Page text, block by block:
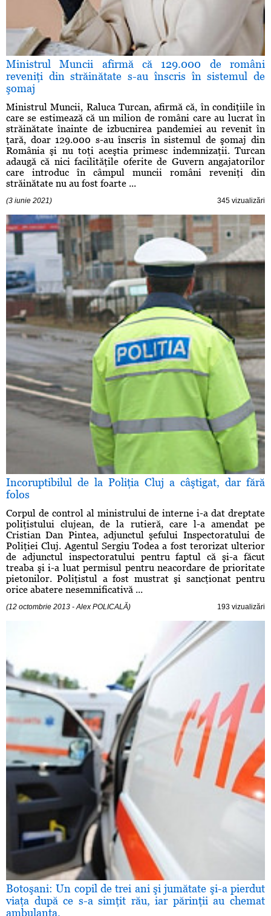
Ministrul Muncii afirmă că 129.000 de români
reveniţi din străinătate s-au înscris în sistemul de
şomaj
Ministrul Muncii, Raluca Turcan, afirmă că, în condiţiile în
care se estimează că un milion de români care au lucrat în
străinătate înainte de izbucnirea pandemiei au revenit în
ţară, doar 129.000 s-au înscris în sistemul de şomaj din
România şi nu toţi aceştia primesc indemnizaţii. Turcan
adaugă că nici facilităţile oferite de Guvern angajatorilor
care introduc în câmpul muncii români reveniţi din
străinătate nu au fost foarte ...
(3 iunie 2021) 345 vizualizări
Incoruptibilul de la Poliţia Cluj a câştigat, dar fără
folos
Corpul de control al ministrului de interne i-a dat dreptate
poliţistului clujean, de la rutieră, care l-a amendat pe
Cristian Dan Pintea, adjunctul şefului Inspectoratului de
Poliţiei Cluj. Agentul Sergiu Todea a fost terorizat ulterior
de adjunctul inspectoratului pentru faptul că şi-a făcut
treaba şi i-a luat permisul pentru neacordare de prioritate
pietonilor. Poliţistul a fost mustrat şi sancţionat pentru
orice abatere nesemnificativă ...
(12 octombrie 2013 - Alex POLICALĂ) 193 vizualizări
Botoşani: Un copil de trei ani şi jumătate şi-a pierdut
viaţa după ce s-a simţit rău, iar părinţii au chemat
ambulanţa.